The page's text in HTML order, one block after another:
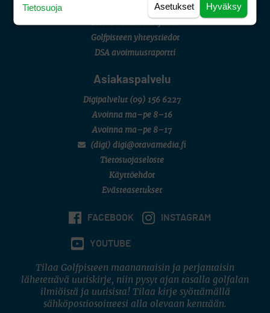
Mediahinnasto
Golfpisteen yhteystiedot
DSA avoimuusraportti
Asiakaspalvelu
Digipalvelut (09) 156 6227
Avoinna ma–pe 8–16
Avoinna ma–pe 8–17
(digi) digi@otavamedia.fi
Tietosuojaseloste
Käyttöehdot
Evästeasetukset
FACEBOOK INSTAGRAM
YOUTUBE
Tilaa Golfpisteen maanantaisin ja perjantaisin
lähetettävä uutiskirje, niin pysyt ajan tasalla golfalan
ilmiöistä ja uutisista! Tilaa kirje syöttämällä
sähköpostiosoitteesi alla olevaan kenttään.
Hyväksy
Asetukset
Tietosuoja